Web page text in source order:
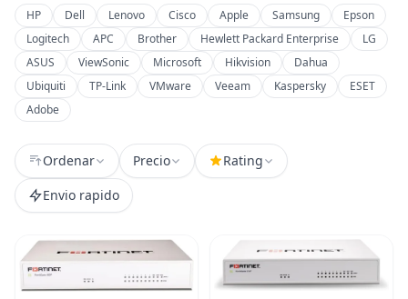
HP
Dell Lenovo Cisco Apple Samsung
Epson
Logitech
APC Brother Hewlett Packard Enterprise
LG
ASUS
ViewSonic Microsoft Hikvision
Dahua
Ubiquiti
TP-Link VMware Veeam Kaspersky
ESET
Adobe
Ordenar Precio
Rating
Envio rapido